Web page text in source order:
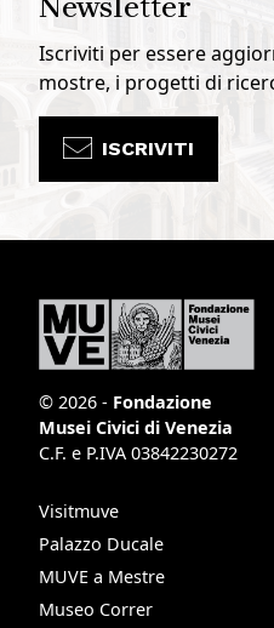
Iscriviti per essere
mostre, i progetti di
ISCRIVITI
© 2026 - Fondazione
Musei Civici di Venezia
C.F. e P.IVA 03842230272
Visitmuve
Palazzo Ducale
MUVE a Mestre
Museo Correr